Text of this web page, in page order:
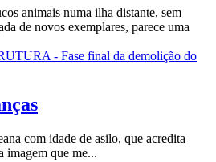
animais numa ilha distante, sem
de novos exemplares, parece uma
com idade de asilo, que acredita
imagem que me...